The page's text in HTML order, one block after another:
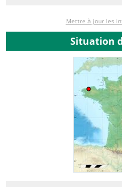
Mettre à jour les
Situation